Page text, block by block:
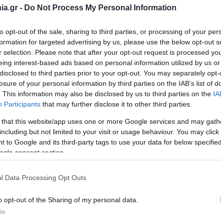
- Do Not Process My Personal Information
opt-out of the sale, sharing to third parties, or processing of your
for targeted advertising by us, please use the below opt-out
selection. Please note that after your opt-out request is processed
interest-based ads based on personal information utilized by us
to third parties prior to your opt-out. You may separately
of your personal information by third parties on the IAB’s list of
This information may also be disclosed by us to third parties on the
Participants that may further disclose it to other third parties.
that this website/app uses one or more Google services and may
but not limited to your visit or usage behaviour. You may
to Google and its third-party tags to use your data for below
consent section.
Data Processing Opt Outs
opt-out of the Sharing of my personal data.
μηχανημάτων, αφενός η κίνηση μέσω μηχανών
ο ισοπεδωτήρας (grader), η αερόσφυρα (steam hammer),
από την κατασκευή δρόμων και η εικόνα του τρίτου,
των στοών του υπόγειου σιδηροδρόμου Αθηνών και
Αυτό είναι ίσως το πιο προχωρημένο μηχάνημα